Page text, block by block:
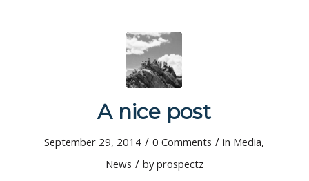
A nice post
September 29, 2014 / 0 Comments / in Media,
News / byprospectz